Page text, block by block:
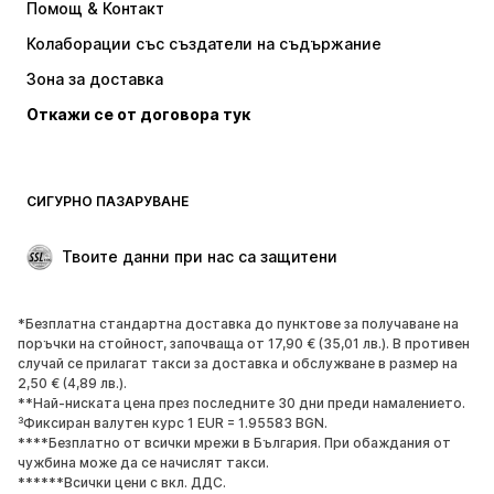
Пуловери и Трикотаж
Бельо
Палта
Поли
Специални Поводи
ОБУВКИ
НОВО
Популярно
Маратонки
Боти
Обувки с висок ток
Ботуши
Сандали
Ниски обувки
Помощ & Контакт
Колаборации със създатели на съдържание
Зона за доставка
Откажи се от договора тук
СИГУРНО ПАЗАРУВАНЕ
Твоите данни при нас са защитени
*Безплатна стандартна доставка до пунктове за получаване на
поръчки на стойност, започваща от 17,90 € (35,01 лв.). В противен
случай се прилагат такси за доставка и обслужване в размер на
2,50 € (4,89 лв.).
**Най-ниската цена през последните 30 дни преди намалението.
³Фиксиран валутен курс 1 EUR = 1.95583 BGN.
****Безплатно от всички мрежи в България. При обаждания от
чужбина може да се начислят такси.
******Всички цени с вкл. ДДС.